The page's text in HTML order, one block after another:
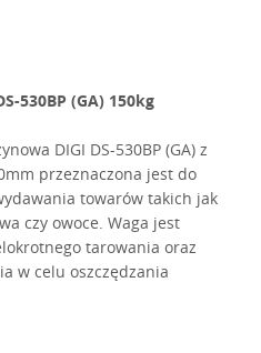
530BP (GA) 150kg
DIGI DS-530BP (GA) z
przeznaczona jest do
towarów takich jak
czy owoce. Waga jest
tarowania oraz
w celu oszczędzania